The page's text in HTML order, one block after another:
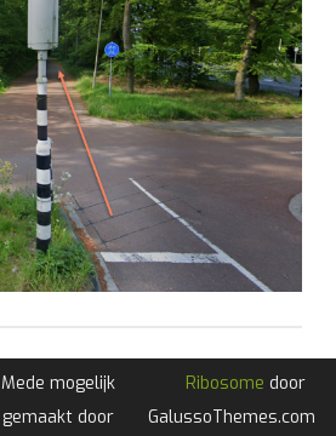
Mede mogelijk
gemaakt door
Ribosome door
GalussoThemes.com